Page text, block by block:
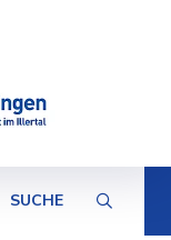
SUCHE